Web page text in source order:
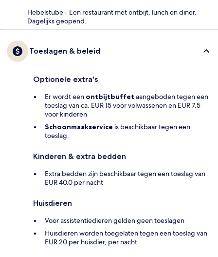
Hebelstube - Een restaurant met ontbijt, lunch en diner.
Dagelijks geopend.
Toeslagen & beleid
Optionele extra's
Er wordt een ontbijtbuffet aangeboden tegen een
toeslag van ca. EUR 15 voor volwassenen en EUR 7.5
voor kinderen
Schoonmaakservice is beschikbaar tegen een
toeslag.
Kinderen & extra bedden
Extra bedden zijn beschikbaar tegen een toeslag van
EUR 40.0 per nacht
Huisdieren
Voor assistentiedieren gelden geen toeslagen
Huisdieren worden toegelaten tegen een toeslag van
EUR 20 per huisdier, per nacht